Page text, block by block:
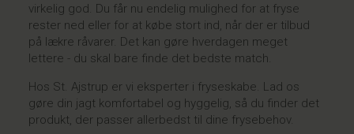
virkelig god. Du får nu endelig mulighed for at fryse
rester ned eller for at købe stort ind, når der er tilbud
på lækre råvarer. Det kan gøre hverdagen meget
lettere - du skal bare finde det bedste match.
Hos St. Ajstrup er vi eksperter i fryseskabe. Lad os
gøre din jagt komfortabel og hyggelig, så du finder det
produkt, der passer allerbedst til dine frysebehov.